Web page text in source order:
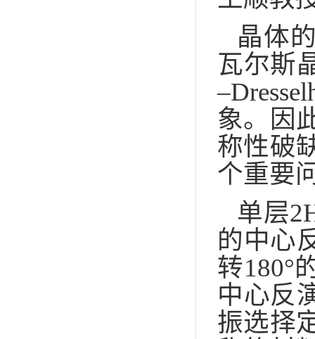
晶体
瓦尔斯
象。因
称性破
个重要
单层
的中心
转180°
中心反
振选择